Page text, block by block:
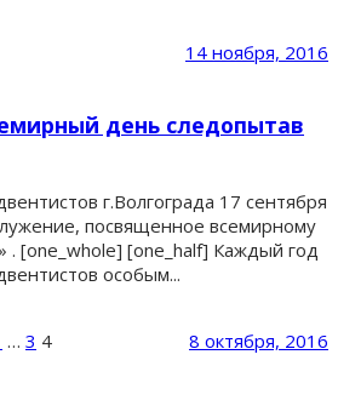
14 ноября, 2016
день следопытав
г.Волгограда 17 сентября
посвященное всемирному
. [one_whole] [one_half] Каждый год
особым...
8 октября, 2016
… 3 4